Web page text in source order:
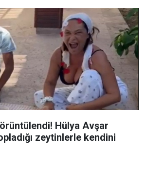
Hülya Avşar
zeytinlerle kendini